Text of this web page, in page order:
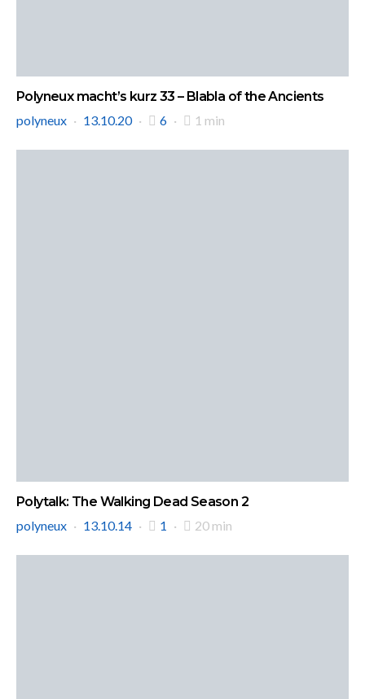
Polyneux macht’s kurz 33 – Blabla of the Ancients
polyneux
13.10.20 6 1 min
Polytalk: The Walking Dead Season 2
polyneux
13.10.14 1 20 min